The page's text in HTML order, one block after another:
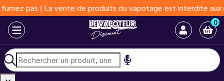
pas | La vente de produits du vapotage est interdite aux
0